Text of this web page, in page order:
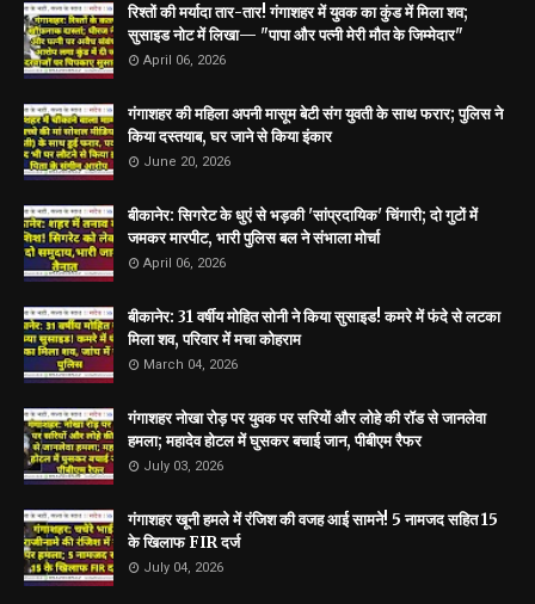
रिश्तों की मर्यादा तार-तार! गंगाशहर में युवक का कुंड में मिला शव;
सुसाइड नोट में लिखा— "पापा और पत्नी मेरी मौत के जिम्मेदार"
April 06, 2026
गंगाशहर की महिला अपनी मासूम बेटी संग युवती के साथ फरार; पुलिस ने
किया दस्तयाब, घर जाने से किया इंकार
June 20, 2026
बीकानेर: सिगरेट के धुएं से भड़की 'सांप्रदायिक' चिंगारी; दो गुटों में
जमकर मारपीट, भारी पुलिस बल ने संभाला मोर्चा
April 06, 2026
बीकानेर: 31 वर्षीय मोहित सोनी ने किया सुसाइड! कमरे में फंदे से लटका
मिला शव, परिवार में मचा कोहराम
March 04, 2026
गंगाशहर नोखा रोड़ पर युवक पर सरियों और लोहे की रॉड से जानलेवा
हमला; महादेव होटल में घुसकर बचाई जान, पीबीएम रैफर
July 03, 2026
गंगाशहर खूनी हमले में रंजिश की वजह आई सामने! 5 नामजद सहित 15
के खिलाफ FIR दर्ज
July 04, 2026